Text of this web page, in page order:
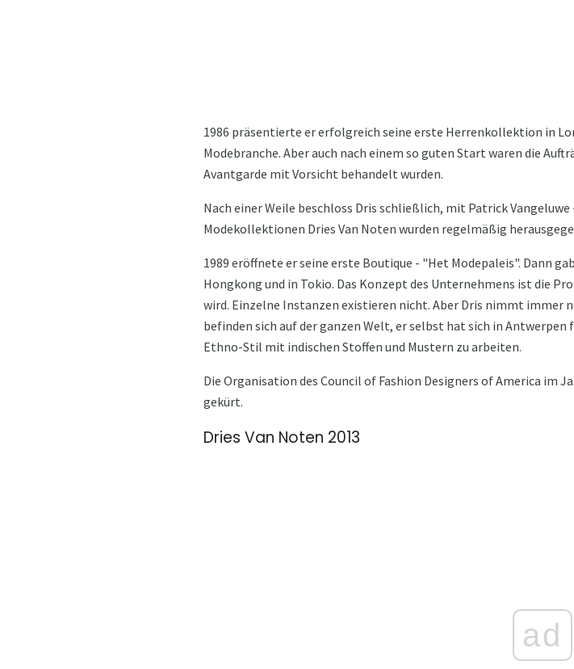
1986 präsentierte er erfolgreich seine erste Herrenkollektion in
Modebranche. Aber auch nach einem so guten Start waren die
Avantgarde mit Vorsicht behandelt wurden.
Nach einer Weile beschloss Dris schließlich, mit Patrick
Modekollektionen Dries Van Noten wurden regelmäßig
1989 eröffnete er seine erste Boutique - "Het Modepaleis". Dann
Hongkong und in Tokio. Das Konzept des Unternehmens ist die
wird. Einzelne Instanzen existieren nicht. Aber Dris nimmt immer
befinden sich auf der ganzen Welt, er selbst hat sich in
Ethno-Stil mit indischen Stoffen und Mustern zu arbeiten.
Die Organisation des Council of Fashion Designers of America im
gekürt.
Dries Van Noten 2013
ad